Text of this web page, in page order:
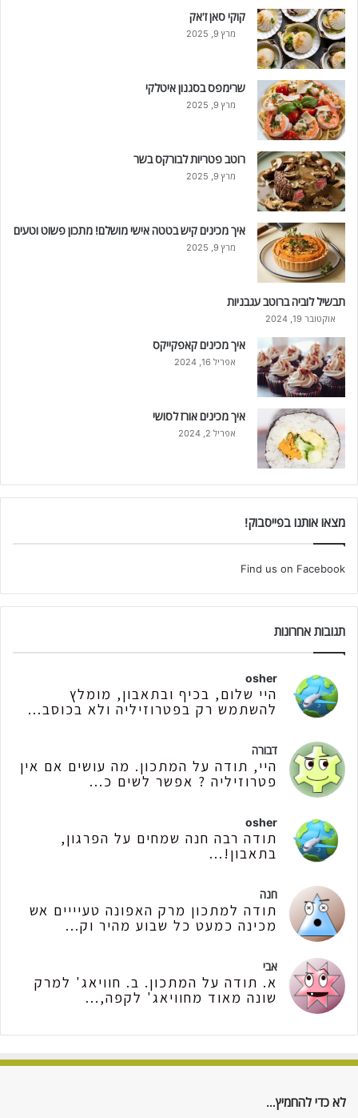
קוקי סאן ז'אק
מרץ 9, 2025
שרימפס בסגנון איטלקי
מרץ 9, 2025
רוטב פטריות לבורקס בשר
מרץ 9, 2025
איך מכינים קיש בטטה אישי מושלם! מתכון פשוט וטעים
מרץ 9, 2025
תבשיל לוביה ברוטב עגבניות
אוקטובר 19, 2024
איך מכינים קאפקייקס
אפריל 16, 2024
איך מכינים אורז לסושי
אפריל 2, 2024
מצאו אותנו בפייסבוק!
Find us on Facebook
תגובות אחרונות
osher
היי שלום, בכיף ובתאבון, מומלץ
להשתמש רק בפטרוזיליה ולא בכוסב...
דבורה
היי, תודה על המתכון. מה עושים אם אין
פטרוזיליה ? אפשר לשים כ...
osher
תודה רבה חנה שמחים על הפרגון,
בתאבון!...
חנה
תודה למתכון מרק האפונה טעיייים אש
מכינה כמעט כל שבוע מהיר וק...
אבי
א. תודה על המתכון. ב. חוויאג' למרק
שונה מאוד מחוויאג' לקפה,...
לא כדי להחמיץ…